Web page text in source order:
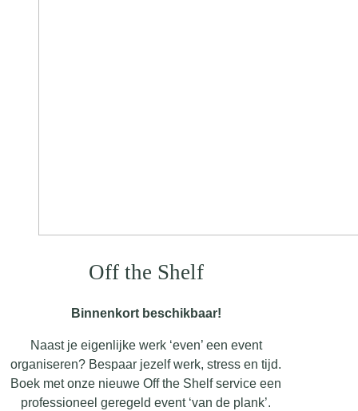
Off the Shelf
Binnenkort beschikbaar!
Naast je eigenlijke werk ‘even’ een event
organiseren? Bespaar jezelf werk, stress en tijd.
Boek met onze nieuwe Off the Shelf service een
professioneel geregeld event ‘van de plank’.